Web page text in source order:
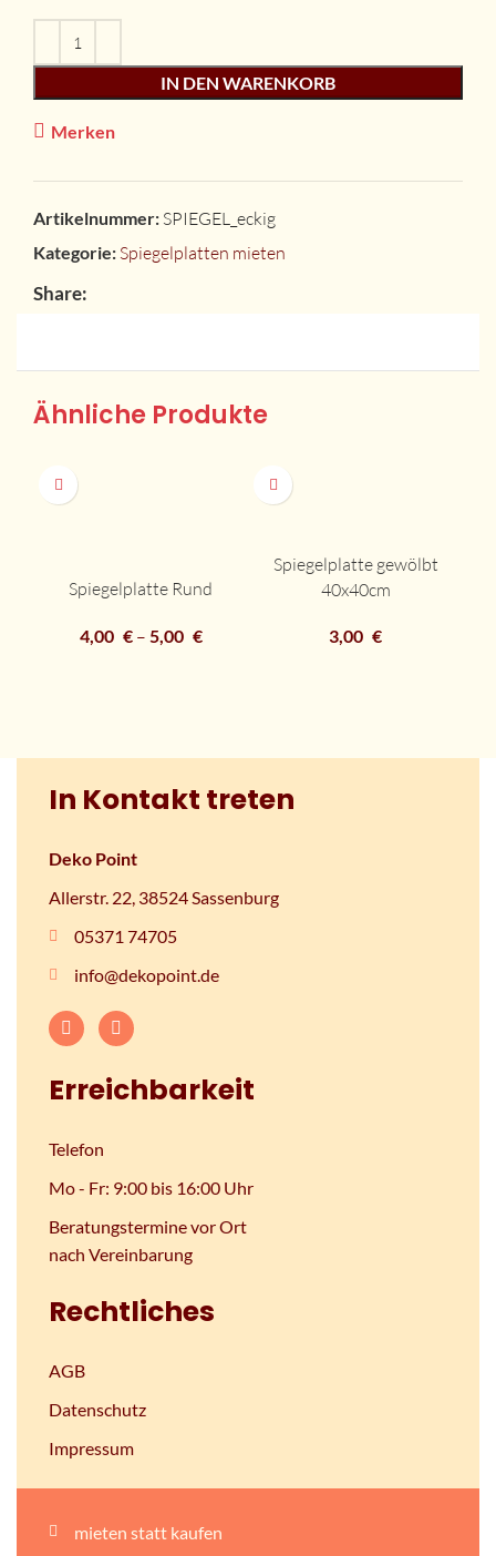
IN DEN WARENKORB
Merken
Artikelnummer: SPIEGEL_eckig
Kategorie:Spiegelplatten mieten
Share:
Ähnliche Produkte
Spiegelplatte Rund
4,00 €– 5,00 €
Spiegelplatte gewölbt
40x40cm
3,00 €
In Kontakt treten
Deko Point
Allerstr. 22, 38524 Sassenburg
05371 74705
info@dekopoint.de
Erreichbarkeit
Telefon
Mo - Fr: 9:00 bis 16:00 Uhr
Beratungstermine vor Ort
nach Vereinbarung
Rechtliches
AGB
Datenschutz
Impressum
mieten statt kaufen